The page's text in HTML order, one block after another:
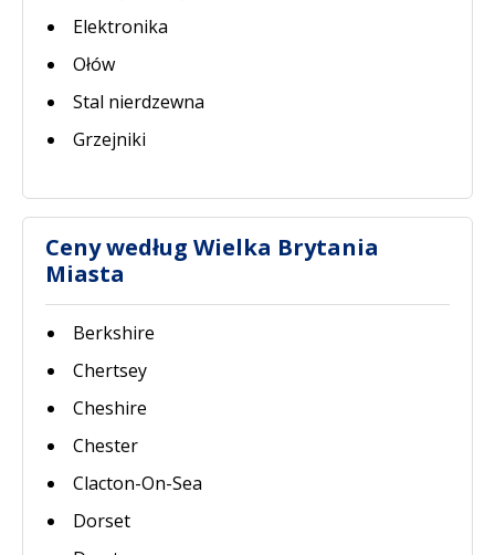
Elektronika
Ołów
Stal nierdzewna
Grzejniki
Ceny według Wielka Brytania
Miasta
Berkshire
Chertsey
Cheshire
Chester
Clacton-On-Sea
Dorset